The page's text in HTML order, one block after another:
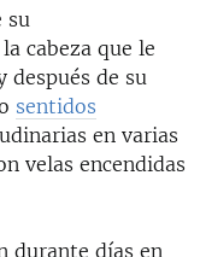
su
cabeza que le
después de su
sentidos
en varias
velas encendidas
durante días en